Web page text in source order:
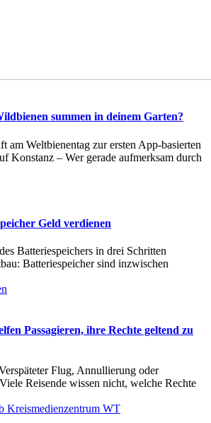
summen in deinem Garten?
am Weltbienentag zur ersten App-basierten
Konstanz – Wer gerade aufmerksam durch
Geld verdienen
Batteriespeichers in drei Schritten
Batteriespeicher sind inzwischen
Passagieren, ihre Rechte geltend zu
Flug, Annullierung oder
Reisende wissen nicht, welche Rechte